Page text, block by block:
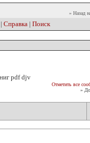
» Назад
| Справка | Поиск
pdf djv
Отметить все
»